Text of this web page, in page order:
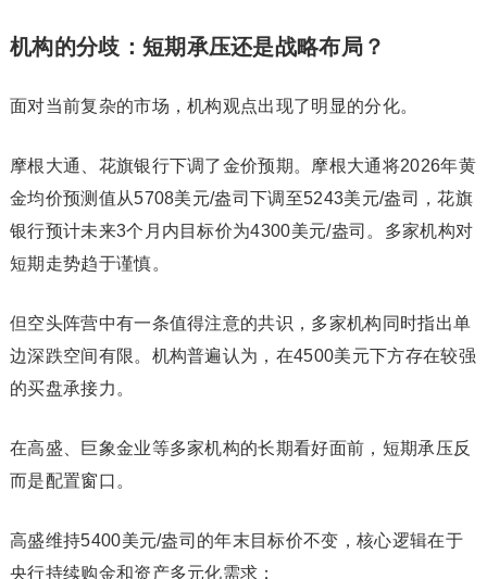
机构的分歧：短期承压还是战略布局？
面对当前复杂的市场，机构观点出现了明显的分化。
摩根大通、花旗银行下调了金价预期。摩根大通将2026年黄
金均价预测值从5708美元/盎司下调至5243美元/盎司，花旗
银行预计未来3个月内目标价为4300美元/盎司。多家机构对
短期走势趋于谨慎。
但空头阵营中有一条值得注意的共识，多家机构同时指出单
边深跌空间有限。机构普遍认为，在4500美元下方存在较强
的买盘承接力。
在高盛、巨象金业等多家机构的长期看好面前，短期承压反
而是配置窗口。
高盛维持5400美元/盎司的年末目标价不变，核心逻辑在于
央行持续购金和资产多元化需求；